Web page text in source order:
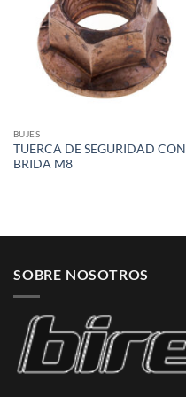
BUJES
TUERCA DE SEGURIDAD CON
BRIDA M8
SOBRE NOSOTROS